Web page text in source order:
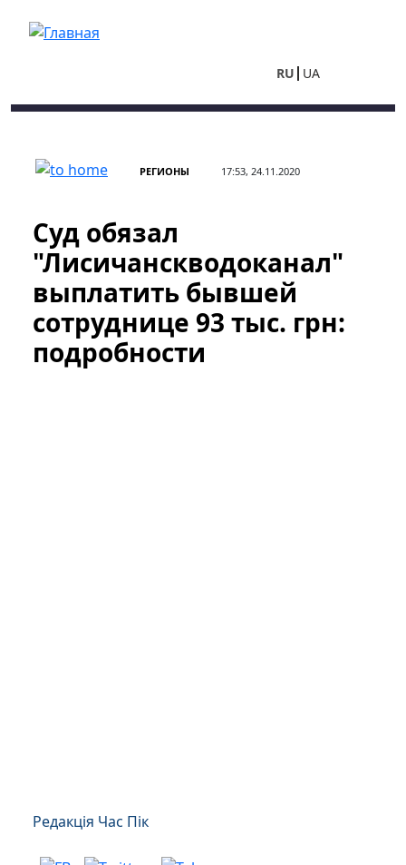
RU UA
РЕГИОНЫ 17:53, 24.11.2020
Суд обязал
"Лисичанскводоканал"
выплатить бывшей
сотруднице 93 тыс. грн:
подробности
Редакція Час Пік